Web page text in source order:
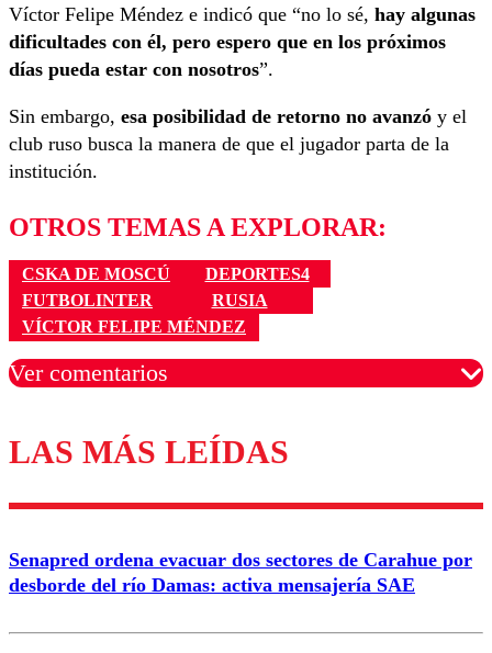
Víctor Felipe Méndez e indicó que “no lo sé, hay algunas
dificultades con él, pero espero que en los próximos
días pueda estar con nosotros”.
Sin embargo, esa posibilidad de retorno no avanzó y el
club ruso busca la manera de que el jugador parta de la
institución.
OTROS TEMAS A EXPLORAR:
CSKA DE MOSCÚ
DEPORTES4
FUTBOLINTER
RUSIA
VÍCTOR FELIPE MÉNDEZ
Ver comentarios
Los comentarios son moderados para garantizar un
diálogo respetuoso.
Nombre
Correo
LAS MÁS LEÍDAS
Senapred ordena evacuar dos sectores de Carahue por
desborde del río Damas: activa mensajería SAE